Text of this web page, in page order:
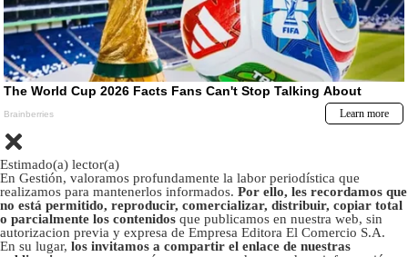
Estimado(a) lector(a)
En Gestión, valoramos profundamente la labor periodística que
realizamos para mantenerlos informados. Por ello, les recordamos que
no está permitido, reproducir, comercializar, distribuir, copiar total
o parcialmente los contenidos que publicamos en nuestra web, sin
autorizacion previa y expresa de Empresa Editora El Comercio S.A.
En su lugar, los invitamos a compartir el enlace de nuestras